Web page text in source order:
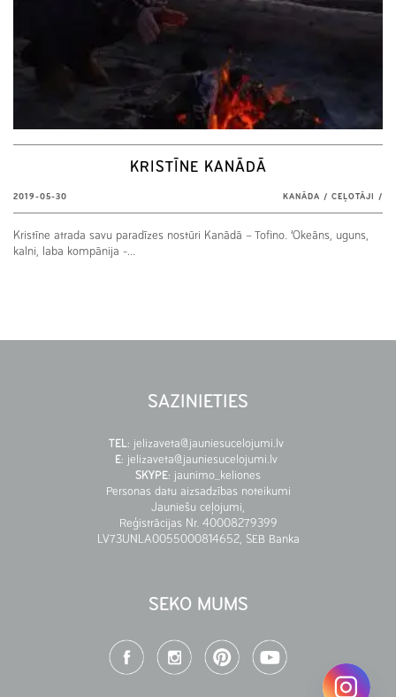
KRISTĪNE KANĀDĀ
2019-05-30 KANĀDA / CEĻOTĀJI /
Kristīne atrada savu paradīzes nostūri Kanādā – Tofino. ‘Okeāns, uguns,
kalni, laba kompānija -…
SAZINIETIES
TEL: jelizaveta@jauniesucelojumi.lv
E: jelizaveta@jauniesucelojumi.lv
SKYPE: jaunimo_keliones
Personas datu aizsadzības noteikumi
Jauniešu ceļojumi,
Reģistrācijas Nr. 40008279399
LV73UNLA0055000814652, SEB Banka
SEKO MUMS